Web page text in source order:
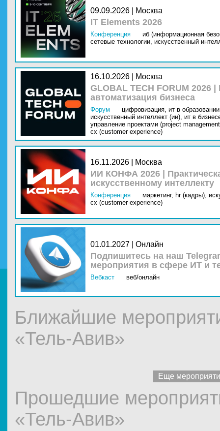
09.09.2026 | Москва
IT Elements 2026
Конференция
иб (информационная
сетевые технологии, искусственный
16.10.2026 | Москва
GLOBAL TECH FORUM
автоматизация бизнеса
Форум цифровизация, ит в
искусственный интеллект (ии), ит в
управление проектами (project
cx (customer experience)
16.11.2026 | Москва
ИИ КОНФА 2026 |
искусственному интеллекту
Конференция маркетинг, hr (кадры),
cx (customer experience)
01.01.2027 | Онлайн
Подпишитесь на наш
мероприятия в сфере ИТ и
Вебкаст веб/онлайн
Ближайшие
«Тель-Авив»
Еще
Прошедшие
«Тель-Авив»